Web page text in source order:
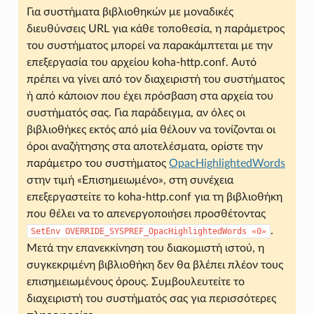
Για συστήματα βιβλιοθηκών με μοναδικές
διευθύνσεις URL για κάθε τοποθεσία, η παράμετρος
του συστήματος μπορεί να παρακάμπτεται με την
επεξεργασία του αρχείου koha-http.conf. Αυτό
πρέπει να γίνει από τον διαχειριστή του συστήματος
ή από κάποιον που έχει πρόσβαση στα αρχεία του
συστήματός σας. Για παράδειγμα, αν όλες οι
βιβλιοθήκες εκτός από μία θέλουν να τονίζονται οι
όροι αναζήτησης στα αποτελέσματα, ορίστε την
παράμετρο του συστήματος OpacHighlightedWords
στην τιμή «Επισημειωμένο», στη συνέχεια
επεξεργαστείτε το koha-http.conf για τη βιβλιοθήκη
που θέλει να το απενεργοποιήσει προσθέτοντας
SetEnv OVERRIDE_SYSPREF_OpacHighlightedWords «0» .
Μετά την επανεκκίνηση του διακοµιστή ιστού, η
συγκεκριμένη βιβλιοθήκη δεν θα βλέπει πλέον τους
επισημειωμένους όρους. Συμβουλευτείτε το
διαχειριστή του συστήματός σας για περισσότερες